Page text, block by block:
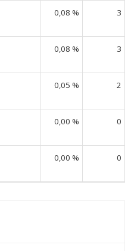
0,08 % 3
0,08 % 3
0,05 % 2
0,00 % 0
0,00 % 0